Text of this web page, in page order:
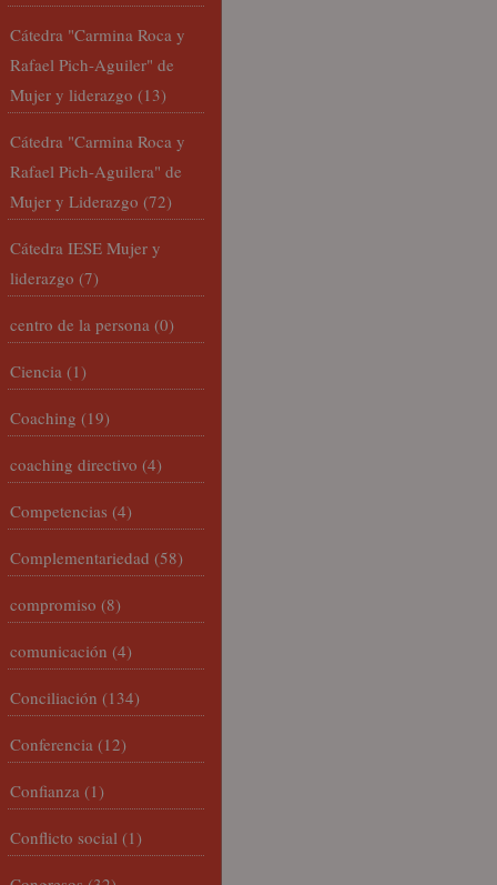
Cátedra "Carmina Roca y
Rafael Pich-Aguiler" de
Mujer y liderazgo (13)
Cátedra "Carmina Roca y
Rafael Pich-Aguilera" de
Mujer y Liderazgo (72)
Cátedra IESE Mujer y
liderazgo (7)
centro de la persona (0)
Ciencia (1)
Coaching (19)
coaching directivo (4)
Competencias (4)
Complementariedad (58)
compromiso (8)
comunicación (4)
Conciliación (134)
Conferencia (12)
Confianza (1)
Conflicto social (1)